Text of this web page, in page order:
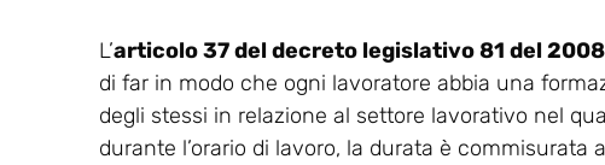
L’articolo 37 del decreto legislativo 81 del 2008
di far in modo che ogni lavoratore abbia una
degli stessi in relazione al settore lavorativo nel
durante l’orario di lavoro, la durata è